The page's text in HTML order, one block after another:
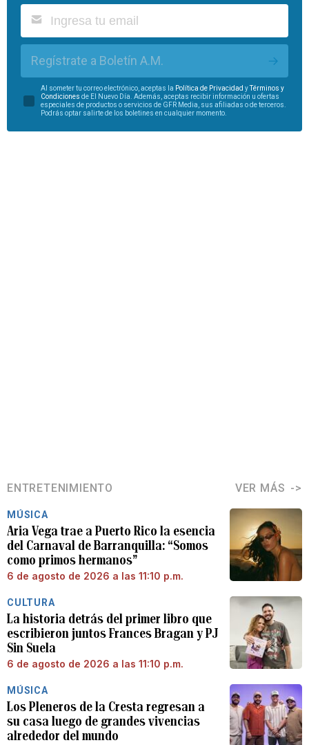
Regístrate a Boletín A.M.
Al someter tu correo electrónico, aceptas la Política de Privacidad y
Términos y
Condiciones de El Nuevo Día. Además, aceptas recibir información u ofertas
especiales de productos o servicios de GFR Media, sus afiliadas o de terceros.
Podrás optar salirte de los boletines en cualquier momento.
ENTRETENIMIENTO VER MÁS
MÚSICA
Aria Vega trae a Puerto Rico la esencia
del Carnaval de Barranquilla: “Somos
como primos hermanos”
6 de agosto de 2026 a las 11:10 p.m.
CULTURA
La historia detrás del primer libro que
escribieron juntos Frances Bragan y PJ
Sin Suela
6 de agosto de 2026 a las 11:10 p.m.
MÚSICA
Los Pleneros de la Cresta regresan a
su casa luego de grandes vivencias
alrededor del mundo